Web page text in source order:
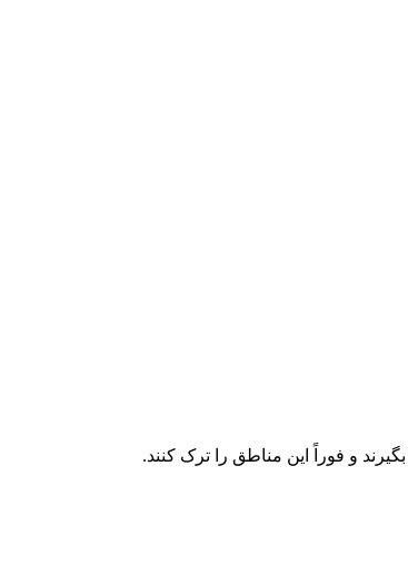
و فوراً این مناطق را ترک کنند.